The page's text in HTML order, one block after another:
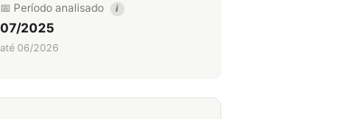
📅 Período analisado i
07/2025
até 06/2026